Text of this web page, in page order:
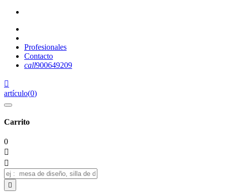
Profesionales
Contacto
call900649209

artículo(0)
Carrito
0


